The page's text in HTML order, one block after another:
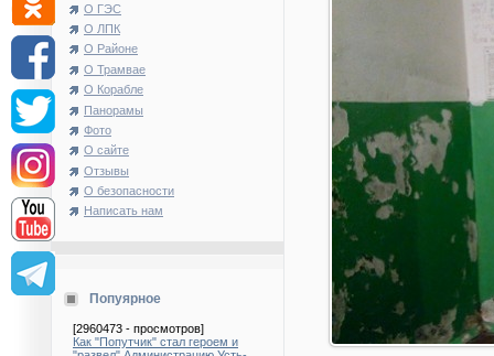
О ГЭС
О ЛПК
О Районе
О Трамвае
О Корабле
Панорамы
Фото
О сайте
Отзывы
О безопасности
Написать нам
Попуярное
[2960473 - просмотров]
Как "Попутчик" стал героем и